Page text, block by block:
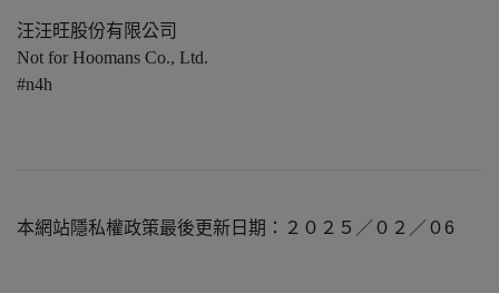
汪汪旺股份有限公司
Not for Hoomans Co., Ltd.
#n4h
本網站隱私權政策最後更新日期：２０２５／０２／０6